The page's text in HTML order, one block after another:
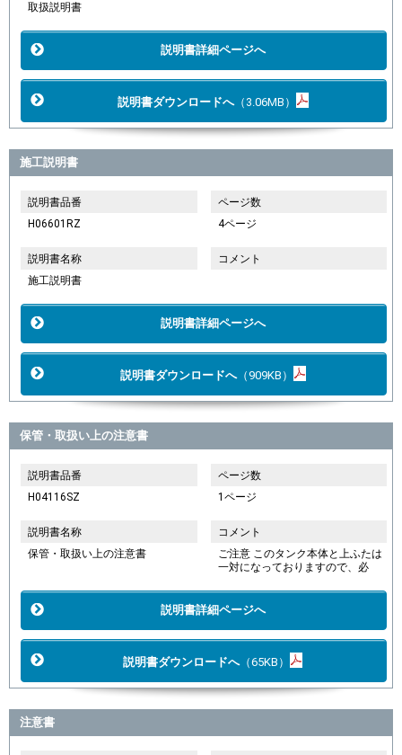
取扱説明書
説明書詳細ページへ
説明書ダウンロードへ（3.06MB）
施工説明書
説明書品番
H06601RZ
ページ数
4ページ
説明書名称
施工説明書
コメント
説明書詳細ページへ
説明書ダウンロードへ（909KB）
保管・取扱い上の注意書
説明書品番
H04116SZ
ページ数
1ページ
説明書名称
保管・取扱い上の注意書
コメント
ご注意 このタンク本体と上ふたは
一対になっておりますので、必
説明書詳細ページへ
説明書ダウンロードへ（65KB）
注意書